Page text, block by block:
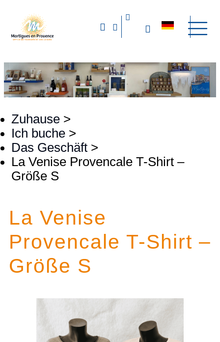
Zuhause >
Ich buche >
Das Geschäft >
La Venise Provencale T-Shirt –
Größe S
La Venise
Provencale T-Shirt –
Größe S